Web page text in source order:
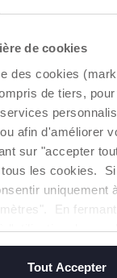
de cookies
des cookies
de tiers,
afin d'améliorer
sur "accepter
les cookies.
uniquement
En fermant
l'utilisation des
essentiels au
Tout Accepter
flexible
BASE À
La